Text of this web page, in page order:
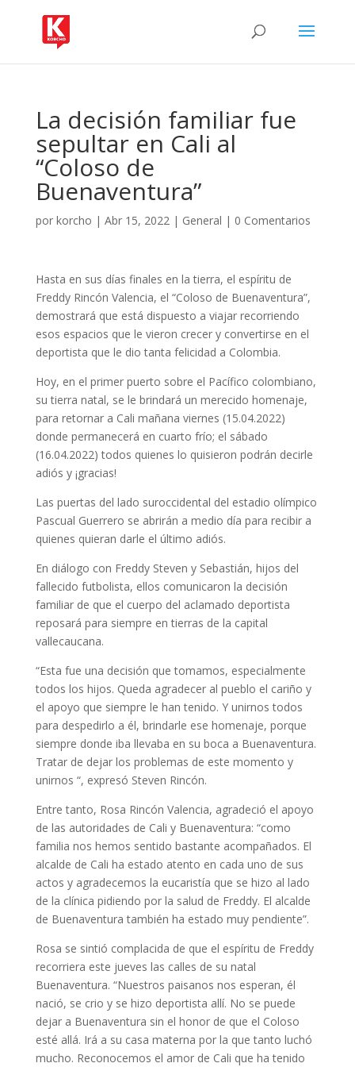
La decisión familiar fue
sepultar en Cali al
“Coloso de
Buenaventura”
por korcho | Abr 15, 2022| General | 0 Comentarios
Hasta en sus días finales en la tierra, el espíritu de
Freddy Rincón Valencia, el “Coloso de Buenaventura”,
demostrará que está dispuesto a viajar recorriendo
esos espacios que le vieron crecer y convertirse en el
deportista que le dio tanta felicidad a Colombia.
Hoy, en el primer puerto sobre el Pacífico colombiano,
su tierra natal, se le brindará un merecido homenaje,
para retornar a Cali mañana viernes (15.04.2022)
donde permanecerá en cuarto frío; el sábado
(16.04.2022) todos quienes lo quisieron podrán decirle
adiós y ¡gracias!
Las puertas del lado suroccidental del estadio olímpico
Pascual Guerrero se abrirán a medio día para recibir a
quienes quieran darle el último adiós.
En diálogo con Freddy Steven y Sebastián, hijos del
fallecido futbolista, ellos comunicaron la decisión
familiar de que el cuerpo del aclamado deportista
reposará para siempre en tierras de la capital
vallecaucana.
“Esta fue una decisión que tomamos, especialmente
todos los hijos. Queda agradecer al pueblo el cariño y
el apoyo que siempre le han tenido. Y unirnos todos
para despedirlo a él, brindarle ese homenaje, porque
siempre donde iba llevaba en su boca a Buenaventura.
Tratar de dejar los problemas de este momento y
unirnos “, expresó Steven Rincón.
Entre tanto, Rosa Rincón Valencia, agradeció el apoyo
de las autoridades de Cali y Buenaventura: “como
familia nos hemos sentido bastante acompañados. El
alcalde de Cali ha estado atento en cada uno de sus
actos y agradecemos la eucaristía que se hizo al lado
de la clínica pidiendo por la salud de Freddy. El alcalde
de Buenaventura también ha estado muy pendiente”.
Rosa se sintió complacida de que el espíritu de Freddy
recorriera este jueves las calles de su natal
Buenaventura. “Nuestros paisanos nos esperan, él
nació, se crio y se hizo deportista allí. No se puede
dejar a Buenaventura sin el honor de que el Coloso
esté allá. Irá a su casa materna por la que tanto luchó
mucho. Reconocemos el amor de Cali que ha tenido